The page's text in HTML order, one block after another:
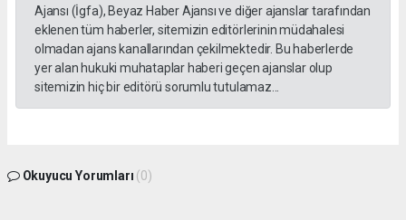
Ajansı (İgfa), Beyaz Haber Ajansı ve diğer ajanslar tarafından
eklenen tüm haberler, sitemizin editörlerinin müdahalesi
olmadan ajans kanallarından çekilmektedir. Bu haberlerde
yer alan hukuki muhataplar haberi geçen ajanslar olup
sitemizin hiç bir editörü sorumlu tutulamaz...
Okuyucu Yorumları (0)